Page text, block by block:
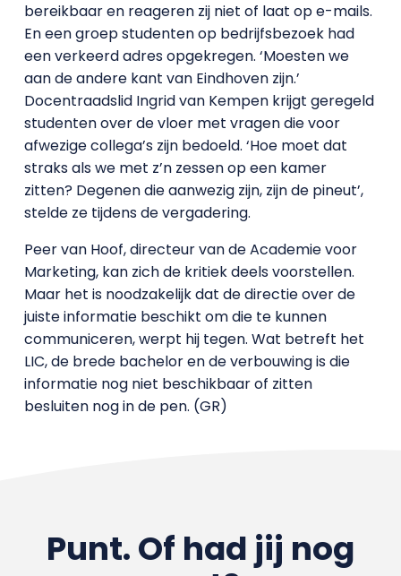
bereikbaar en reageren zij niet of laat op e-mails.
En een groep studenten op bedrijfsbezoek had
een verkeerd adres opgekregen. ‘Moesten we
aan de andere kant van Eindhoven zijn.’
Docentraadslid Ingrid van Kempen krijgt geregeld
studenten over de vloer met vragen die voor
afwezige collega’s zijn bedoeld. ‘Hoe moet dat
straks als we met z’n zessen op een kamer
zitten? Degenen die aanwezig zijn, zijn de pineut’,
stelde ze tijdens de vergadering.
Peer van Hoof, directeur van de Academie voor
Marketing, kan zich de kritiek deels voorstellen.
Maar het is noodzakelijk dat de directie over de
juiste informatie beschikt om die te kunnen
communiceren, werpt hij tegen. Wat betreft het
LIC, de brede bachelor en de verbouwing is die
informatie nog niet beschikbaar of zitten
besluiten nog in de pen. (GR)
Punt. Of had jij nog